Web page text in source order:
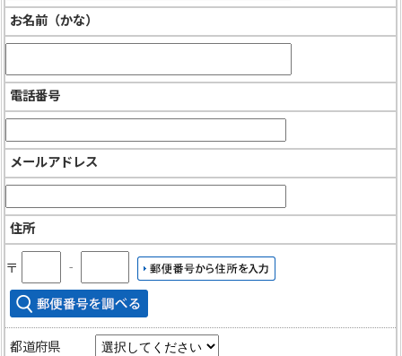
お名前（かな）
電話番号
メールアドレス
住所
〒 ‐
都道府県